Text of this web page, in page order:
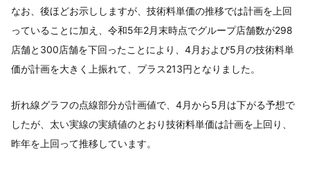
なお、後ほどお示ししますが、技術料単価の推移では計画を上回
っていることに加え、令和5年2月末時点でグループ店舗数が298
店舗と300店舗を下回ったことにより、4月および5月の技術料単
価が計画を大きく上振れて、プラス213円となりました。
折れ線グラフの点線部分が計画値で、4月から5月は下がる予想で
したが、太い実線の実績値のとおり技術料単価は計画を上回り、
昨年を上回って推移しています。